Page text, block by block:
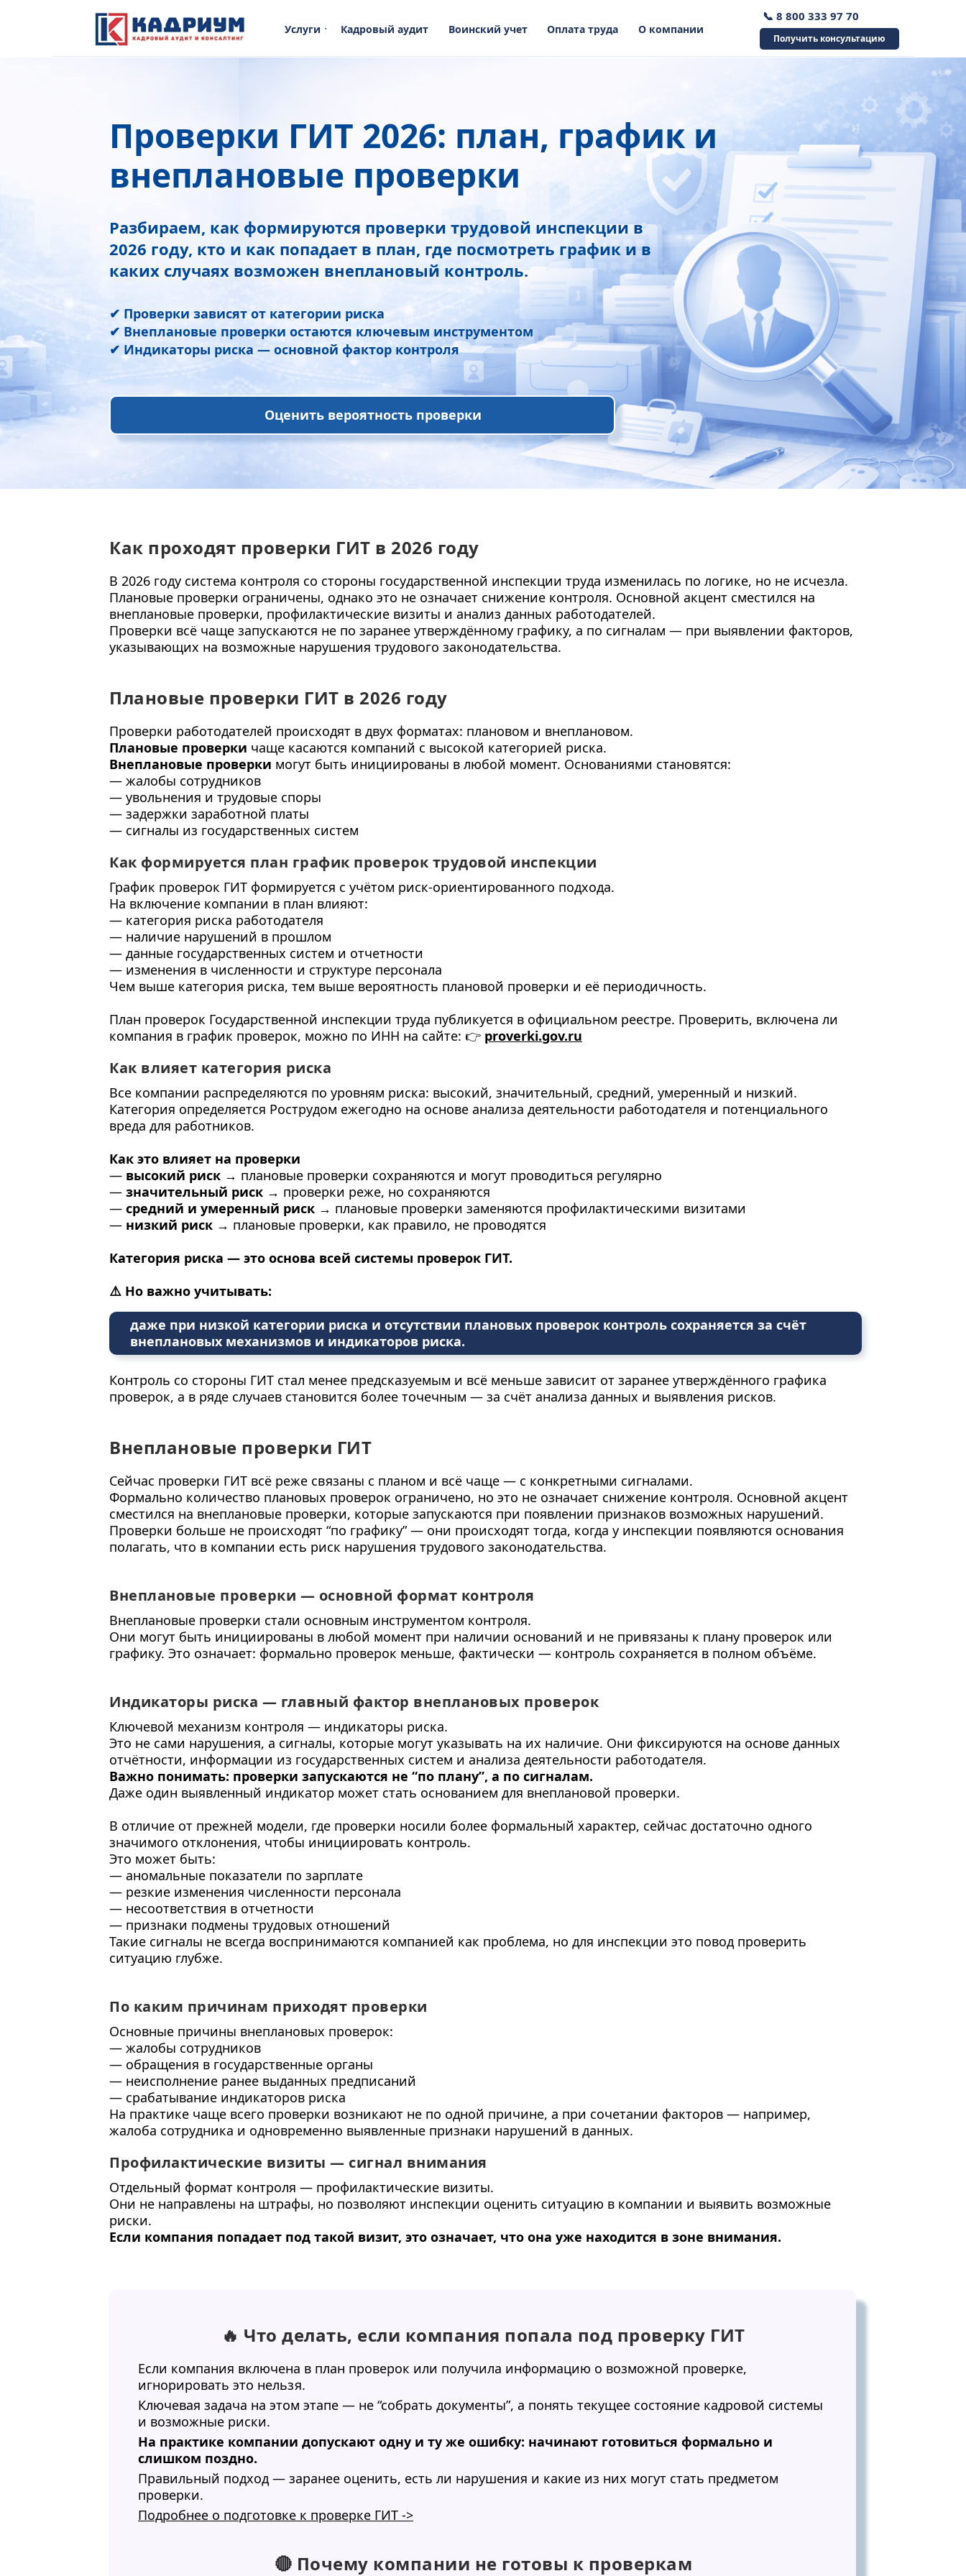
ЗАПРОСИТЬ СТОИМОСТЬ АУДИТА
Кадровый аудит Воинский учет О компании
Оплата труда
Услуги
📞 8 800 333 97 70
Получить консультацию
Проверки ГИТ 2026: план, график и
внеплановые проверки
Разбираем, как формируются проверки трудовой инспекции в
2026 году, кто и как попадает в план, где посмотреть график и в
каких случаях возможен внеплановый контроль.
✔ Проверки зависят от категории риска
✔ Внеплановые проверки остаются ключевым инструментом
✔ Индикаторы риска — основной фактор контроля
Оценить вероятность проверки
Как проходят проверки ГИТ в 2026 году
Как формируется план график проверок трудовой инспекции
График проверок ГИТ формируется с учётом риск-ориентированного подхода.
На включение компании в план влияют:
— категория риска работодателя
— наличие нарушений в прошлом
— данные государственных систем и отчетности
— изменения в численности и структуре персонала
Чем выше категория риска, тем выше вероятность плановой проверки и её периодичность.
План проверок Государственной инспекции труда публикуется в официальном реестре. Проверить, включена ли
компания в график проверок, можно по ИНН на сайте: 👉 proverki.gov.ru
Индикаторы риска — главный фактор внеплановых проверок
Ключевой механизм контроля — индикаторы риска.
Это не сами нарушения, а сигналы, которые могут указывать на их наличие. Они фиксируются на основе данных
отчётности, информации из государственных систем и анализа деятельности работодателя.
Важно понимать: проверки запускаются не “по плану”, а по сигналам.
Даже один выявленный индикатор может стать основанием для внеплановой проверки.
В отличие от прежней модели, где проверки носили более формальный характер, сейчас достаточно одного
значимого отклонения, чтобы инициировать контроль.
Это может быть:
— аномальные показатели по зарплате
— резкие изменения численности персонала
— несоответствия в отчетности
— признаки подмены трудовых отношений
Такие сигналы не всегда воспринимаются компанией как проблема, но для инспекции это повод проверить
ситуацию глубже.
Внеплановые проверки — основной формат контроля
Внеплановые проверки стали основным инструментом контроля.
Они могут быть инициированы в любой момент при наличии оснований и не привязаны к плану проверок или
графику. Это означает: формально проверок меньше, фактически — контроль сохраняется в полном объёме.
По каким причинам приходят проверки
Основные причины внеплановых проверок:
— жалобы сотрудников
— обращения в государственные органы
— неисполнение ранее выданных предписаний
— срабатывание индикаторов риска
На практике чаще всего проверки возникают не по одной причине, а при сочетании факторов — например,
жалоба сотрудника и одновременно выявленные признаки нарушений в данных.
Профилактические визиты — сигнал внимания
Отдельный формат контроля — профилактические визиты.
Они не направлены на штрафы, но позволяют инспекции оценить ситуацию в компании и выявить возможные
риски.
Если компания попадает под такой визит, это означает, что она уже находится в зоне внимания.
Как влияет категория риска
Все компании распределяются по уровням риска: высокий, значительный, средний, умеренный и низкий.
Категория определяется Рострудом ежегодно на основе анализа деятельности работодателя и потенциального
вреда для работников.
Как это влияет на проверки
— высокий риск → плановые проверки сохраняются и могут проводиться регулярно
— значительный риск → проверки реже, но сохраняются
— средний и умеренный риск → плановые проверки заменяются профилактическими визитами
— низкий риск → плановые проверки, как правило, не проводятся
Категория риска — это основа всей системы проверок ГИТ.
⚠️ Но важно учитывать:
Контроль со стороны ГИТ стал менее предсказуемым и всё меньше зависит от заранее утверждённого графика
проверок, а в ряде случаев становится более точечным — за счёт анализа данных и выявления рисков.
даже при низкой категории риска и отсутствии плановых проверок контроль сохраняется за счёт
внеплановых механизмов и индикаторов риска.
В 2026 году система контроля со стороны государственной инспекции труда изменилась по логике, но не исчезла.
Плановые проверки ограничены, однако это не означает снижение контроля. Основной акцент сместился на
внеплановые проверки, профилактические визиты и анализ данных работодателей.
Проверки всё чаще запускаются не по заранее утверждённому графику, а по сигналам — при выявлении факторов,
указывающих на возможные нарушения трудового законодательства.
Внеплановые проверки ГИТ
Сейчас проверки ГИТ всё реже связаны с планом и всё чаще — с конкретными сигналами.
Формально количество плановых проверок ограничено, но это не означает снижение контроля. Основной акцент
сместился на внеплановые проверки, которые запускаются при появлении признаков возможных нарушений.
Проверки больше не происходят “по графику” — они происходят тогда, когда у инспекции появляются основания
полагать, что в компании есть риск нарушения трудового законодательства.
Плановые проверки ГИТ в 2026 году
Проверки работодателей происходят в двух форматах: плановом и внеплановом.
Плановые проверки чаще касаются компаний с высокой категорией риска.
Внеплановые проверки могут быть инициированы в любой момент. Основаниями становятся:
— жалобы сотрудников
— увольнения и трудовые споры
— задержки заработной платы
— сигналы из государственных систем
🔥 Что делать, если компания попала под проверку ГИТ
Если компания включена в план проверок или получила информацию о возможной проверке,
игнорировать это нельзя.
Ключевая задача на этом этапе — не “собрать документы”, а понять текущее состояние кадровой системы
и возможные риски.
Правильный подход — заранее оценить, есть ли нарушения и какие из них могут стать предметом
проверки.
На практике компании допускают одну и ту же ошибку: начинают готовиться формально и
слишком поздно.
Подробнее о подготовке к проверке ГИТ ->
🔴 Почему компании не готовы к проверкам